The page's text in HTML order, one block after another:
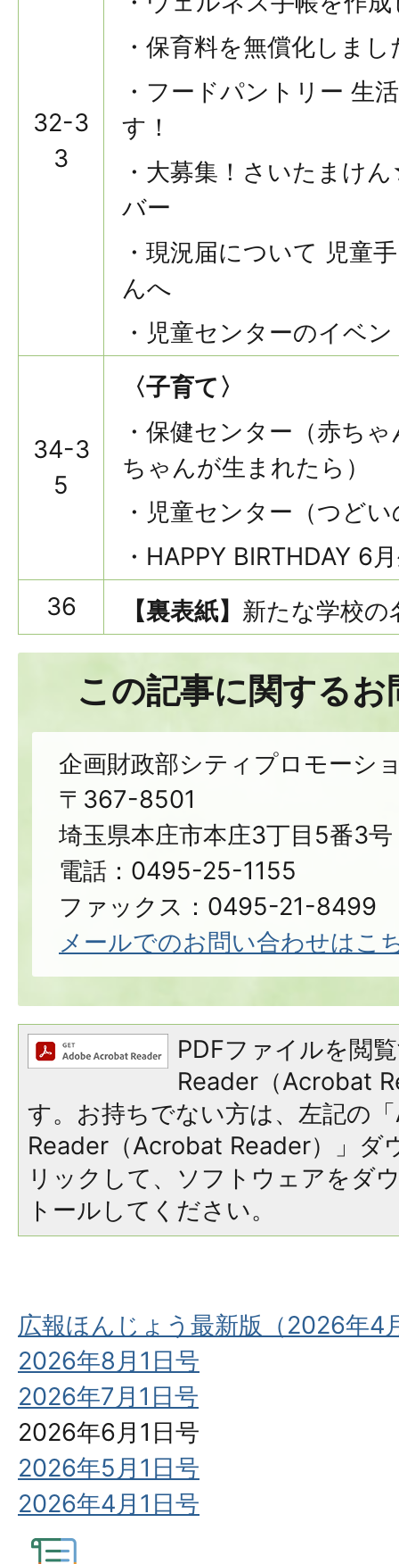
32-3
3
・保育料を無償化しまし
・フードパントリー 生
す！
・大募集！さいたまけ
バー
・現況届について 児童
んへ
・児童センターのイベ
34-3
5
〈子育て〉
・保健センター（赤ち
ちゃんが生まれたら）
・児童センター（つど
・HAPPY BIRTHDAY 6
36
【裏表紙】 新たな学校の
この記事に関する
企画財政部シティプロモーシ
〒367-8501
埼玉県本庄市本庄3丁目5番3号
電話：0495-25-1155
ファックス：0495-21-8499
メールでのお問い合わせはこ
PDFファイルを閲
Reader（Acrobat
す。お持ちでない方は、左記の
Reader（Acrobat Reader）」ダ
リックして、ソフトウェアをダ
トールしてください。
広報ほんじょう最新版（2026年4
2026年8月1日号
2026年7月1日号
2026年6月1日号
2026年5月1日号
2026年4月1日号